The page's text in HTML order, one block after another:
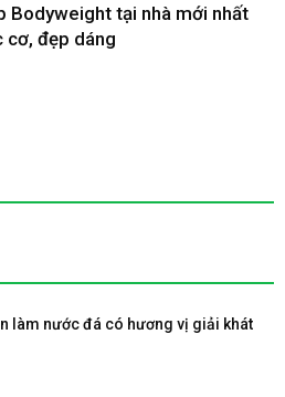
Bodyweight tại nhà mới nhất
cơ, đẹp dáng
làm nước đá có hương vị giải khát